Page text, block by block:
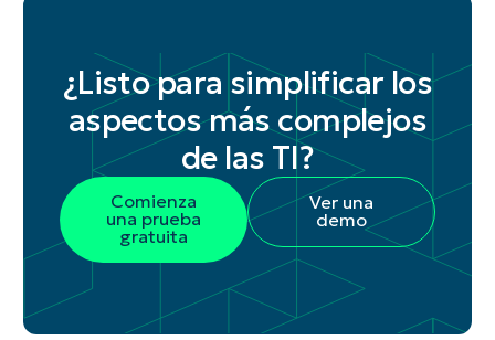
¿Listo para simplificar los
aspectos más complejos
de las TI?
Comienza
una prueba
gratuita
Ver una
demo